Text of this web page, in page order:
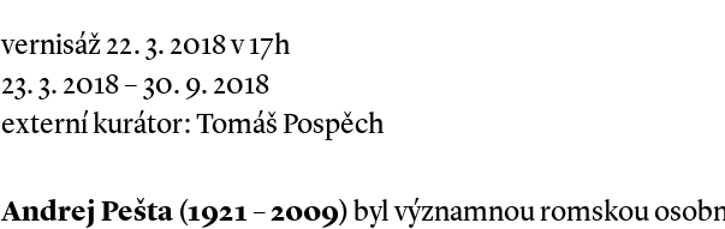
vernisáž 22. 3. 2018 v 17h
23. 3. 2018 – 30. 9. 2018
externí kurátor: Tomáš Pospěch
Andrej Pešta (1921 – 2009)byl významnou romskou